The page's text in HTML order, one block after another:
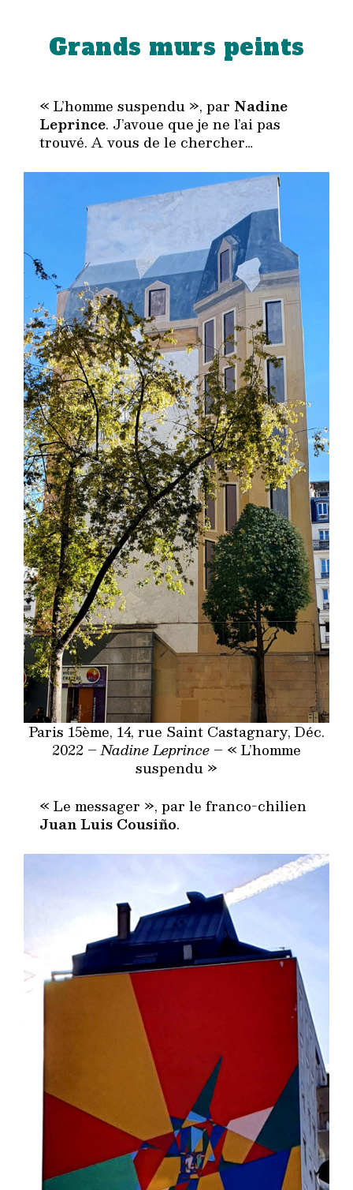
Grands murs peints
« L’homme suspendu », par Nadine
Leprince. J’avoue que je ne l’ai pas
trouvé. A vous de le chercher…
Paris 15ème, 14, rue Saint Castagnary, Déc.
2022 –Nadine Leprince – « L’homme
suspendu »
« Le messager », par le franco-chilien
Juan Luis Cousiño.